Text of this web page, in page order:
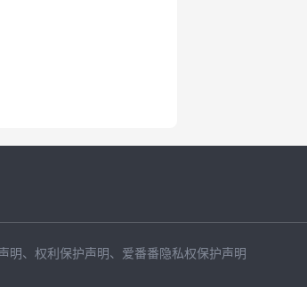
明、 权利保护声明 、 爱番番隐私权保护声明